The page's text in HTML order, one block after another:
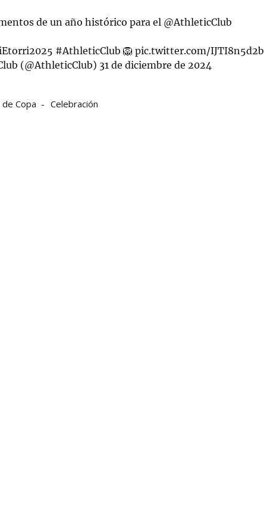
de un año histórico para el @AthleticClub
#AthleticClub 🦁 pic.twitter.com/IJTI8n5d2b
(@AthleticClub) 31 de diciembre de 2024
de Copa Celebración